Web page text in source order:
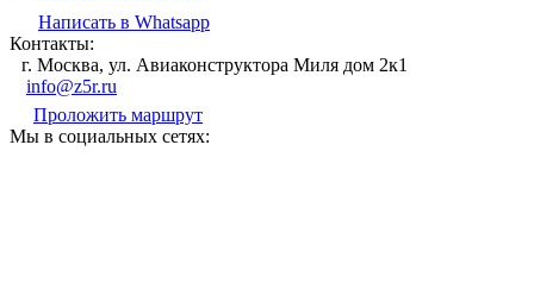
Написать в Whatsapp
Контакты:
г. Москва, ул. Авиаконструктора Миля дом 2к1
info@z5r.ru
Проложить маршрут
Мы в социальных сетях: